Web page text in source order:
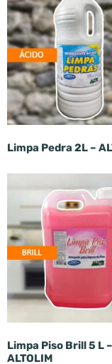
Limpa Pedra 2L –
Limpa Piso Brill 5 L –
ALTOLIM